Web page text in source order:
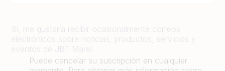
Sí, me gustaría recibir ocasionalmente correos
electrónicos sobre noticias, productos, servicios y
eventos de JBT Marel.
Puede cancelar su suscripción en cualquier